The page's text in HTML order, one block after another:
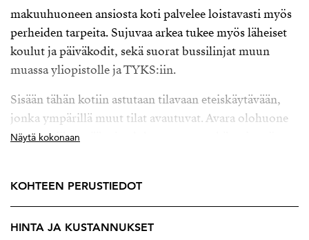
makuuhuoneen ansiosta koti palvelee loistavasti myös
perheiden tarpeita. Sujuvaa arkea tukee myös läheiset
koulut ja päiväkodit, sekä suorat bussilinjat muun
muassa yliopistolle ja TYKS:iin.
Sisään tähän kotiin astutaan tilavaan eteiskäytävään,
jonka ympärillä muut tilat avautuvat. Avara olohuone
kutsuu viihtymään, ja olohuoneesta on käynti myös
ruokapöydälle. Asunnon kolmesta makuuhuoneesta
kaksi sijaitsee erillään muista tiloista eteiskäytävän
varrella, ja kolmas on eroteltu olohuoneesta kauniilla
Näytä kokonaan
KOHTEEN PERUSTIEDOT
HINTA JA KUSTANNUKSET